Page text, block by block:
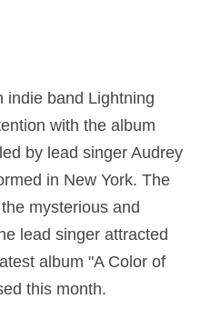
indie band Lightning
with the album
by lead singer Audrey
in New York. The
mysterious and
lead singer attracted
album "A Color of
this month.​